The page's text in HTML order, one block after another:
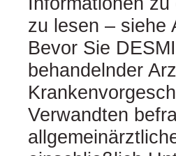
zu lesen – siehe
Bevor Sie
behandelnder
Verwandten